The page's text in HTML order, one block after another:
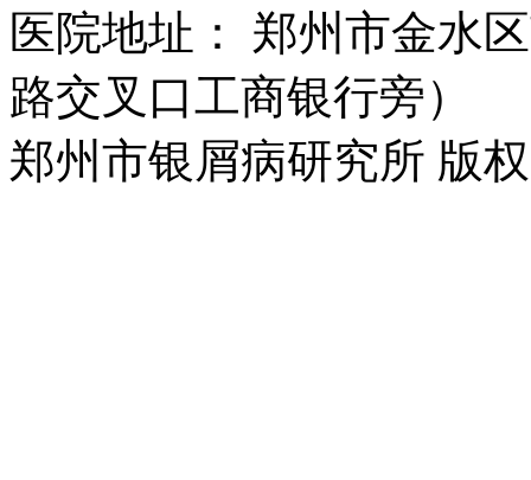
医院地址： 郑州市金水
路交叉口工商银行旁）
郑州市银屑病研究所 版